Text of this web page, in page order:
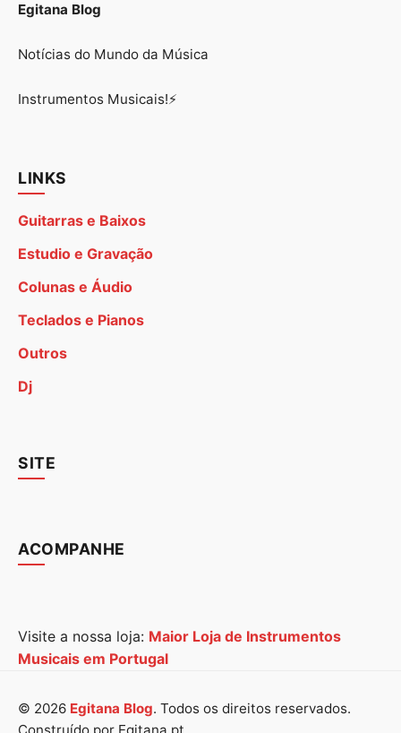
Egitana Blog
Notícias do Mundo da Música
Instrumentos Musicais!⚡
LINKS
Guitarras e Baixos
Estudio e Gravação
Colunas e Áudio
Teclados e Pianos
Outros
Dj
SITE
ACOMPANHE
Visite a nossa loja: Maior Loja de Instrumentos
Musicais em Portugal
© 2026 Egitana Blog. Todos os direitos reservados.